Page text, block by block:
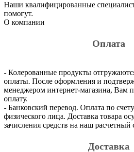
Наши квалифицированные
помогут.
О компании
Оплата
- Колерованные продукты
оплаты. После оформления и
менеджером интернет-магазина, Вам
оплату.
- Банковский перевод. Оплата по
физического лица. Доставка товара
зачисления средств на наш расчетный
Доставка